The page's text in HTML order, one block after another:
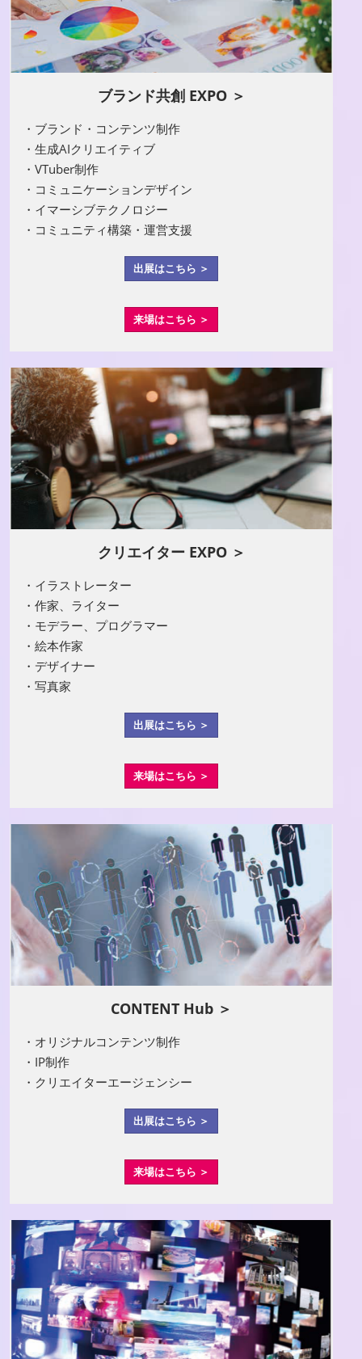
ブランド共創 EXPO ＞
・ブランド・コンテンツ制作
・生成AIクリエイティブ
・VTuber制作
・コミュニケーションデザイン
・イマーシブテクノロジー
・コミュニティ構築・運営支援
出展はこちら ＞
来場はこちら ＞
クリエイター EXPO ＞
・イラストレーター
・作家、ライター
・モデラー、プログラマー
・絵本作家
・デザイナー
・写真家
出展はこちら ＞
来場はこちら ＞
CONTENT Hub ＞
・オリジナルコンテンツ制作
・IP制作
・クリエイターエージェンシー
出展はこちら ＞
来場はこちら ＞